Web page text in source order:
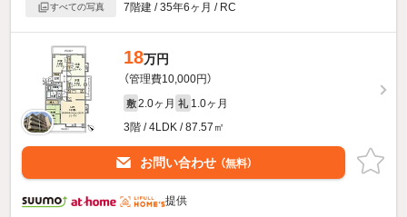
すべての写真
7階建 / 35年6ヶ月 / RC
18万円
（管理費10,000円）
敷 2.0ヶ月 礼 1.0ヶ月
3階 / 4LDK / 87.57㎡
お問い合わせ （無料）
提供